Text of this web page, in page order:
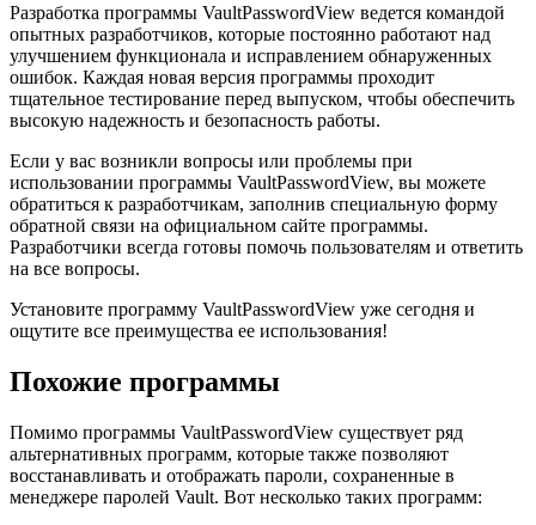
Разработка программы VaultPasswordView ведется командой
опытных разработчиков, которые постоянно работают над
улучшением функционала и исправлением обнаруженных
ошибок. Каждая новая версия программы проходит
тщательное тестирование перед выпуском, чтобы обеспечить
высокую надежность и безопасность работы.
Если у вас возникли вопросы или проблемы при
использовании программы VaultPasswordView, вы можете
обратиться к разработчикам, заполнив специальную форму
обратной связи на официальном сайте программы.
Разработчики всегда готовы помочь пользователям и ответить
на все вопросы.
Установите программу VaultPasswordView уже сегодня и
ощутите все преимущества ее использования!
Похожие программы
Помимо программы VaultPasswordView существует ряд
альтернативных программ, которые также позволяют
восстанавливать и отображать пароли, сохраненные в
менеджере паролей Vault. Вот несколько таких программ: